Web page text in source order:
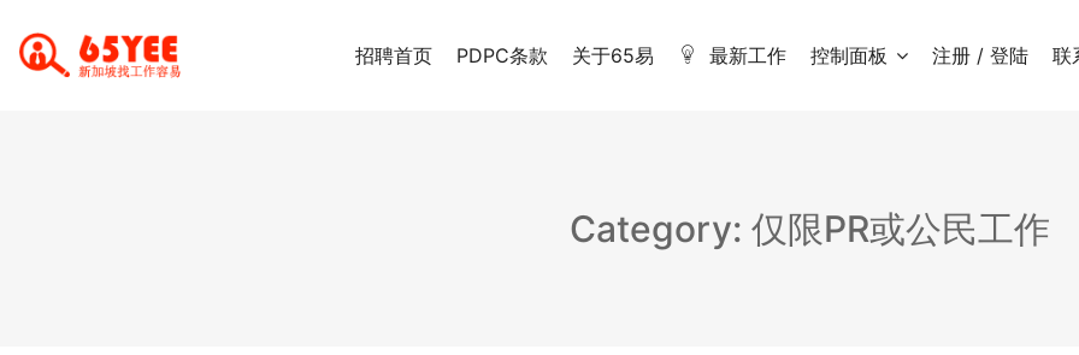
招聘首页 PDPC条款 关于65易 最新工作 控制面板 注册 / 登陆 联
Category: 仅限PR或公民工作